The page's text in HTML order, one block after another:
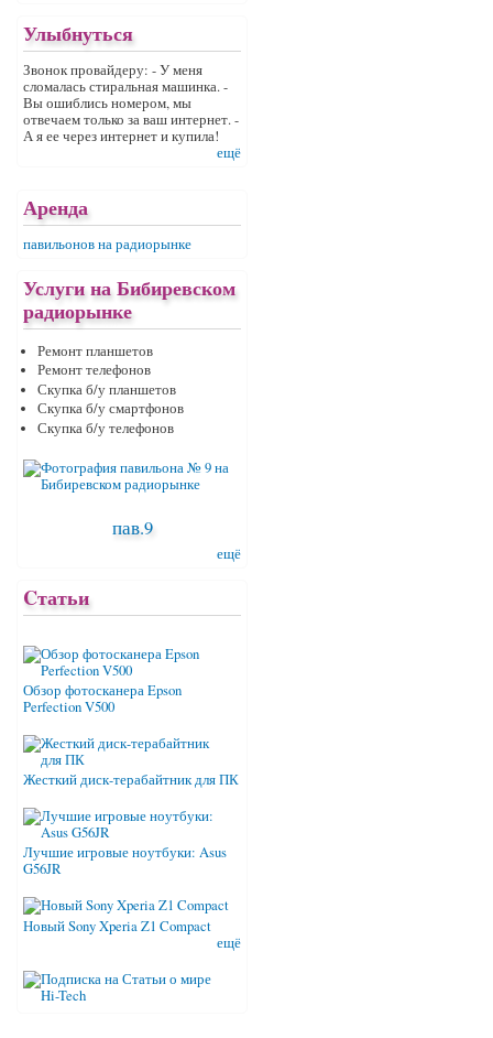
Улыбнуться
Звонок провайдеру: - У меня
сломалась стиральная машинка. -
Вы ошиблись номером, мы
отвечаем только за ваш интернет. -
А я ее через интернет и купила!
ещё
Аренда
павильонов на радиорынке
Услуги на Бибиревском
радиорынке
Ремонт планшетов
Ремонт телефонов
Скупка б/у планшетов
Скупка б/у смартфонов
Скупка б/у телефонов
пав.9
ещё
Cтатьи
Обзор фотосканера Epson
Perfection V500
Жесткий диск-терабайтник для ПК
Лучшие игровые ноутбуки: Asus
G56JR
Новый Sony Xperia Z1 Compact
ещё